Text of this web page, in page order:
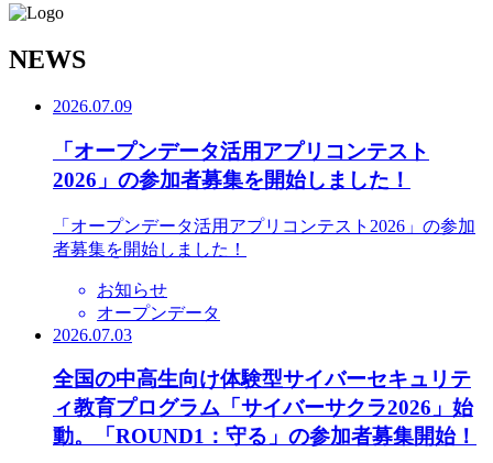
NEWS
2026.07.09
「オープンデータ活用アプリコンテスト
2026」の参加者募集を開始しました！
「オープンデータ活用アプリコンテスト2026」の参加
者募集を開始しました！
お知らせ
オープンデータ
2026.07.03
全国の中高生向け体験型サイバーセキュリテ
ィ教育プログラム「サイバーサクラ2026」始
動。「ROUND1：守る」の参加者募集開始！